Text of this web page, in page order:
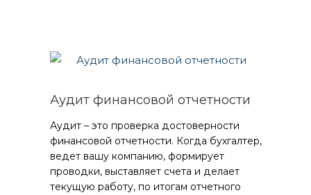
Аудит финансовой отчетности
Аудит – это проверка достоверности
финансовой отчетности. Когда бухгалтер,
ведет вашу компанию, формирует
проводки, выставляет счета и делает
текущую работу, по итогам отчетного